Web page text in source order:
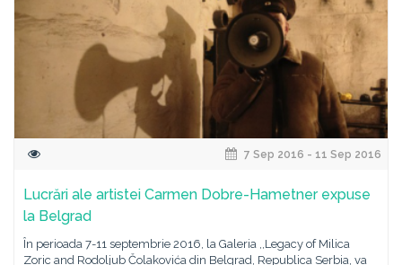
7 Sep 2016 - 11 Sep 2016
Lucrări ale artistei Carmen Dobre-Hametner expuse
la Belgrad
În perioada 7-11 septembrie 2016, la Galeria ,,Legacy of Milica
Zoric and Rodoljub Čolakovića din Belgrad, Republica Serbia, va